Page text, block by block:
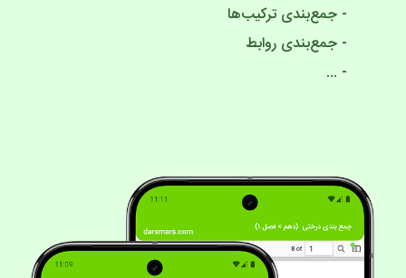
- جمع‌بندی ترکیب‌ها
- جمع‌بندی روابط
- ...